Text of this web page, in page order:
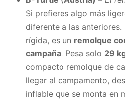
Si prefieres algo más
diferente a las anteriores.
rígida, es un remolque
campaña. Pesa solo 29 kg
compacto remolque de
llegar al campamento,
inflable que se monta en